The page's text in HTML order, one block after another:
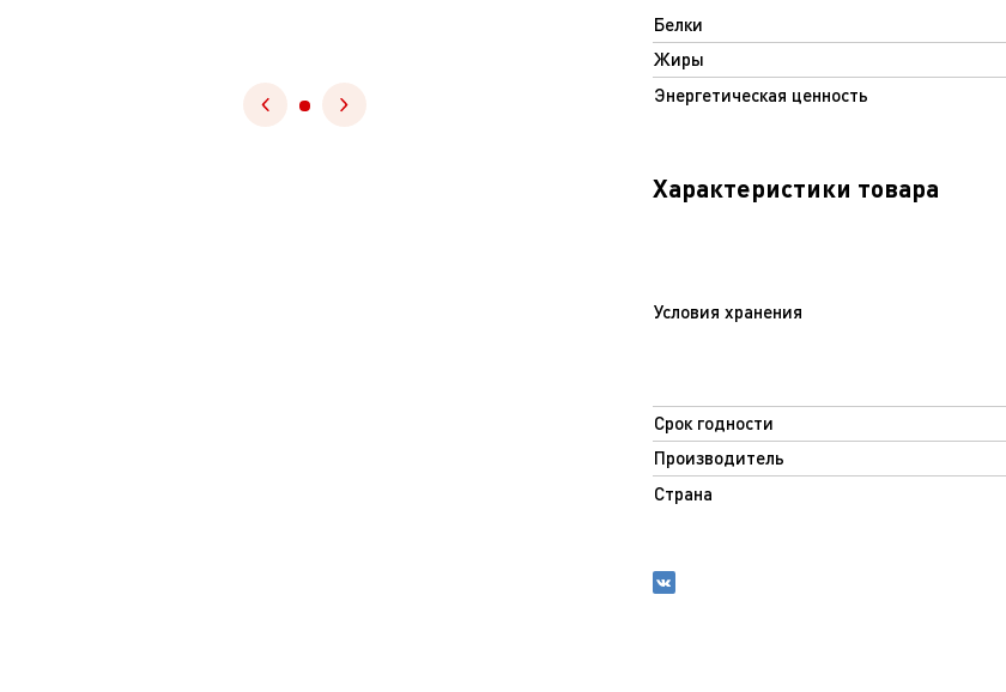
Белки
Жиры
Энергетическая ценность
Характеристики товара
Условия хранения
Срок годности
Производитель
Страна